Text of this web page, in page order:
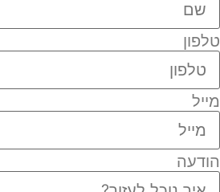
טלפון
מייל
הודעה